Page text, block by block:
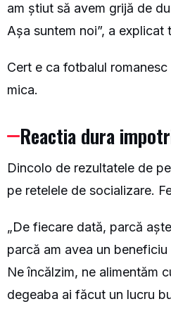
am știut să avem grijă de
Așa suntem noi”, a explicat
Cert e ca fotbalul
mica.
Reactia dura
Dincolo de rezultatele de
pe retelele de socializare.
„De fiecare dată, parcă
parcă am avea un
Ne încălzim, ne alimentăm
degeaba ai făcut un lucru